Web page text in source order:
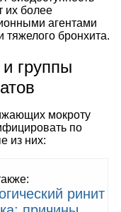
их более
агентами
тяжелого бронхита.
группы
мокроту
по
из них:
ринит